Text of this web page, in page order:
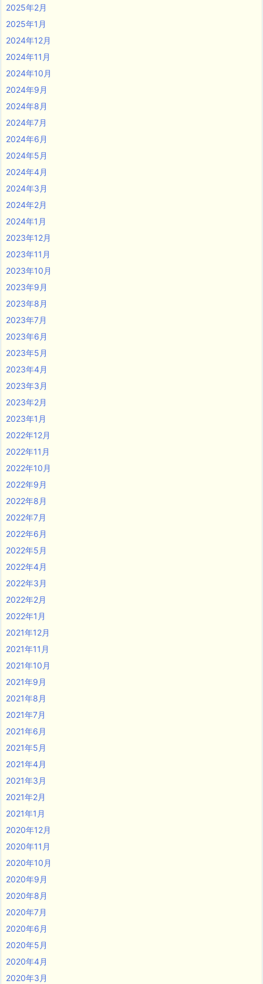
2025年2月
2025年1月
2024年12月
2024年11月
2024年10月
2024年9月
2024年8月
2024年7月
2024年6月
2024年5月
2024年4月
2024年3月
2024年2月
2024年1月
2023年12月
2023年11月
2023年10月
2023年9月
2023年8月
2023年7月
2023年6月
2023年5月
2023年4月
2023年3月
2023年2月
2023年1月
2022年12月
2022年11月
2022年10月
2022年9月
2022年8月
2022年7月
2022年6月
2022年5月
2022年4月
2022年3月
2022年2月
2022年1月
2021年12月
2021年11月
2021年10月
2021年9月
2021年8月
2021年7月
2021年6月
2021年5月
2021年4月
2021年3月
2021年2月
2021年1月
2020年12月
2020年11月
2020年10月
2020年9月
2020年8月
2020年7月
2020年6月
2020年5月
2020年4月
2020年3月